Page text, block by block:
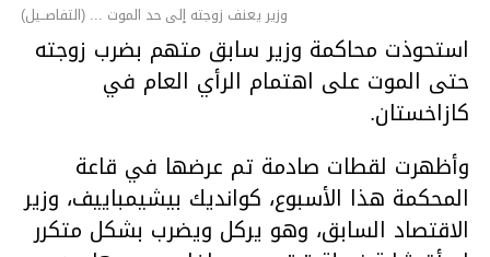
وزير يعنف زوجته إلى حد الموت ... (التفاصــيل)
استحوذت محاكمة وزير سابق متهم بضرب زوجته
حتى الموت على اهتمام الرأي العام في
كازاخستان.
وأظهرت لقطات صادمة تم عرضها في قاعة
المحكمة هذا الأسبوع، كوانديك بيشيمباييف، وزير
الاقتصاد السابق، وهو يركل ويضرب بشكل متكرر